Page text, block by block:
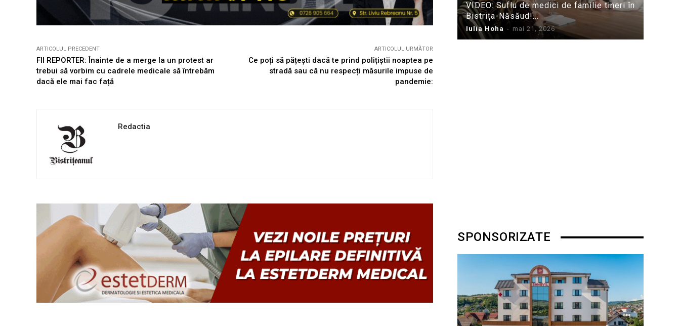
ARTICOLUL PRECEDENT
FII REPORTER: Înainte de a merge la un protest ar
trebui să vorbim cu cadrele medicale să întrebăm
dacă ele mai fac față
ARTICOLUL URMĂTOR
Ce poți să pățești dacă te prind polițiștii noaptea pe
stradă sau că nu respecți măsurile impuse de
pandemie:
Redactia
VIDEO: Suflu de medici de familie tineri în
Bistrița-Năsăud!...
Iulia Hoha - mai 21, 2026
SPONSORIZATE